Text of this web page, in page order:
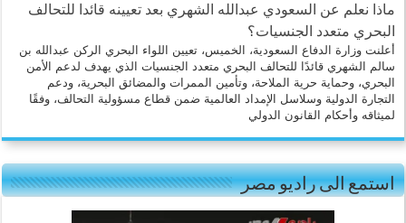
ماذا نعلم عن السعودي عبدالله الشهري بعد تعيينه قائدا للتحالف
البحري متعدد الجنسيات؟
أعلنت وزارة الدفاع السعودية، الخميس، تعيين اللواء البحري الركن عبدالله بن
سالم الشهري قائدًا للتحالف البحري متعدد الجنسيات الذي يهدف لدعم الأمن
البحري، وحماية حرية الملاحة، وتأمين الممرات والمضائق البحرية، ودعم
التجارة الدولية وسلاسل الإمداد العالمية ضمن قطاع مسؤولية التحالف، وفقًا
لميثاقه وأحكام القانون الدولي
استمع الى راديو مصر